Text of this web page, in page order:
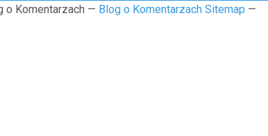
o Komentarzach — Blog o Komentarzach Sitemap —